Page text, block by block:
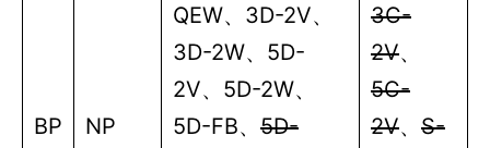
BP NP
QEW、 3D-2V、
3D-2W、 5D-
2V、 5D-2W、
5D-FB、 5D-
3C-
2V、
5C-
2V、 S-